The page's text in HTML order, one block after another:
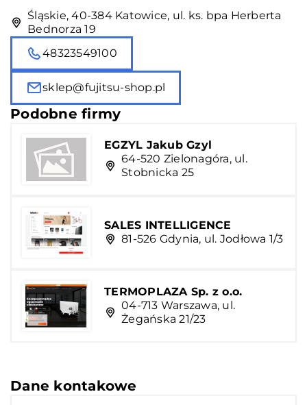
Śląskie, 40-384 Katowice, ul. ks. bpa Herberta
Bednorza 19
48323549100
sklep@fujitsu-shop.pl
Podobne firmy
EGZYL Jakub Gzyl
64-520 Zielonagóra, ul.
Stobnicka 25
SALES INTELLIGENCE
81-526 Gdynia, ul. Jodłowa 1/3
TERMOPLAZA Sp. z o.o.
04-713 Warszawa, ul.
Żegańska 21/23
Dane kontakowe